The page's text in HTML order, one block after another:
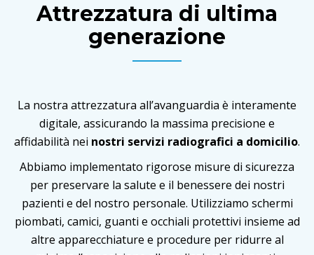
Attrezzatura di ultima
generazione
La nostra attrezzatura all’avanguardia è interamente
digitale, assicurando la massima precisione e
affidabilità nei nostri servizi radiografici a domicilio.
Abbiamo implementato rigorose misure di sicurezza
per preservare la salute e il benessere dei nostri
pazienti e del nostro personale. Utilizziamo schermi
piombati, camici, guanti e occhiali protettivi insieme ad
altre apparecchiature e procedure per ridurre al